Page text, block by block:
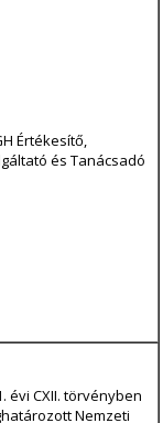
Értékesítő,
és Tanácsadó
évi CXII. törvényben
Nemzeti